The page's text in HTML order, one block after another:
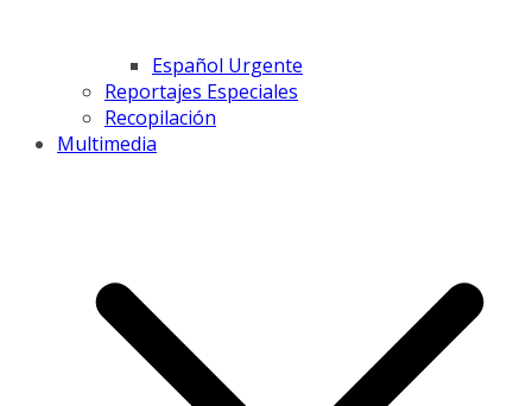
Español Urgente
Reportajes Especiales
Recopilación
Multimedia